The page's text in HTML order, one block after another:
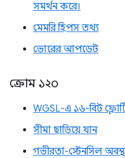
সমর্থন করে।
মেমরি হিপস তথ্য
ভোরের আপডেট
ক্রোম ১২০
WGSL-এ ১৬-বিট
সীমা ছাড়িয়ে যান
গভীরতা-স্টেনসিল